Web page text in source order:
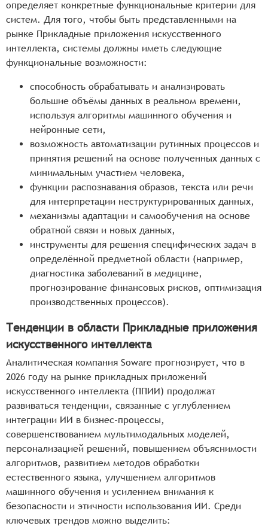
определяет конкретные функциональные критерии для
систем. Для того, чтобы быть представленными на
рынке Прикладные приложения искусственного
интеллекта, системы должны иметь следующие
функциональные возможности:
способность обрабатывать и анализировать
большие объёмы данных в реальном времени,
используя алгоритмы машинного обучения и
нейронные сети,
возможность автоматизации рутинных процессов и
принятия решений на основе полученных данных с
минимальным участием человека,
функции распознавания образов, текста или речи
для интерпретации неструктурированных данных,
механизмы адаптации и самообучения на основе
обратной связи и новых данных,
инструменты для решения специфических задач в
определённой предметной области (например,
диагностика заболеваний в медицине,
прогнозирование финансовых рисков, оптимизация
производственных процессов).
Тенденции в области Прикладные приложения
искусственного интеллекта
Аналитическая компания Soware прогнозирует, что в
2026 году на рынке прикладных приложений
искусственного интеллекта (ППИИ) продолжат
развиваться тенденции, связанные с углублением
интеграции ИИ в бизнес-процессы,
совершенствованием мультимодальных моделей,
персонализацией решений, повышением объяснимости
алгоритмов, развитием методов обработки
естественного языка, улучшением алгоритмов
машинного обучения и усилением внимания к
безопасности и этичности использования ИИ. Среди
ключевых трендов можно выделить: